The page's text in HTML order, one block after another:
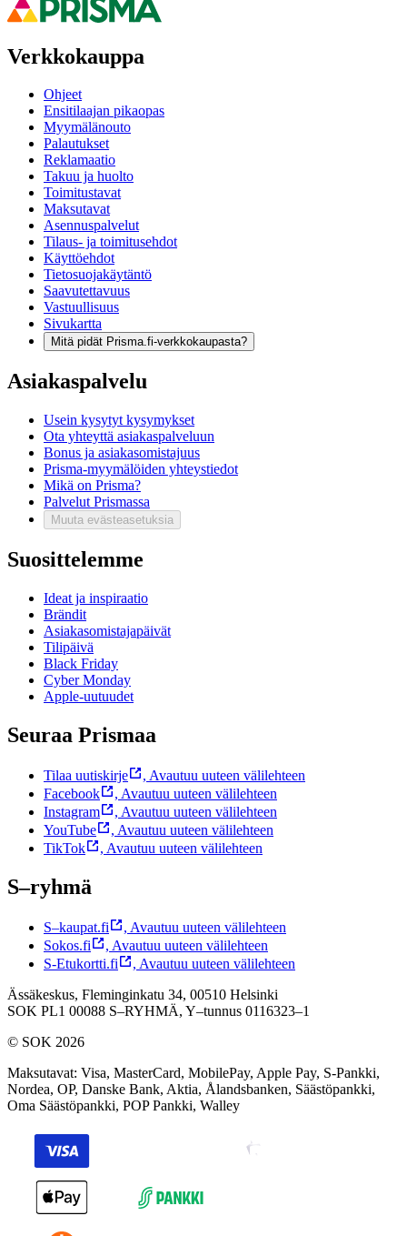
Verkkokauppa
Ohjeet
Ensitilaajan pikaopas
Myymälänouto
Palautukset
Reklamaatio
Takuu ja huolto
Toimitustavat
Maksutavat
Asennuspalvelut
Tilaus- ja toimitusehdot
Käyttöehdot
Tietosuojakäytäntö
Saavutettavuus
Vastuullisuus
Sivukartta
Mitä pidät Prisma.fi-verkkokaupasta?
Asiakaspalvelu
Usein kysytyt kysymykset
Ota yhteyttä asiakaspalveluun
Bonus ja asiakasomistajuus
Prisma-myymälöiden yhteystiedot
Mikä on Prisma?
Palvelut Prismassa
Muuta evästeasetuksia
Suosittelemme
Ideat ja inspiraatio
Brändit
Asiakasomistajapäivät
Tilipäivä
Black Friday
Cyber Monday
Apple-uutuudet
Seuraa Prismaa
Tilaa uutiskirje , Avautuu uuteen välilehteen
Facebook
, Avautuu uuteen välilehteen
Instagram
, Avautuu uuteen välilehteen
YouTube
, Avautuu uuteen välilehteen
TikTok
, Avautuu uuteen välilehteen
S–ryhmä
S–kaupat.fi , Avautuu uuteen välilehteen
Sokos.fi
, Avautuu uuteen välilehteen
S-Etukortti.fi
, Avautuu uuteen välilehteen
Ässäkeskus, Fleminginkatu 34, 00510 Helsinki
SOK PL1 00088 S–RYHMÄ, Y–tunnus 0116323–1
© SOK 2026
Maksutavat: Visa, MasterCard, MobilePay, Apple Pay, S-Pankki,
Nordea, OP, Danske Bank, Aktia, Ålandsbanken, Säästöpankki,
Oma Säästöpankki, POP Pankki, Walley